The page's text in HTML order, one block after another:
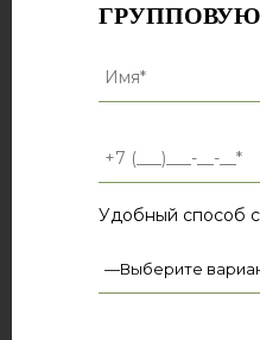
Удобный способ